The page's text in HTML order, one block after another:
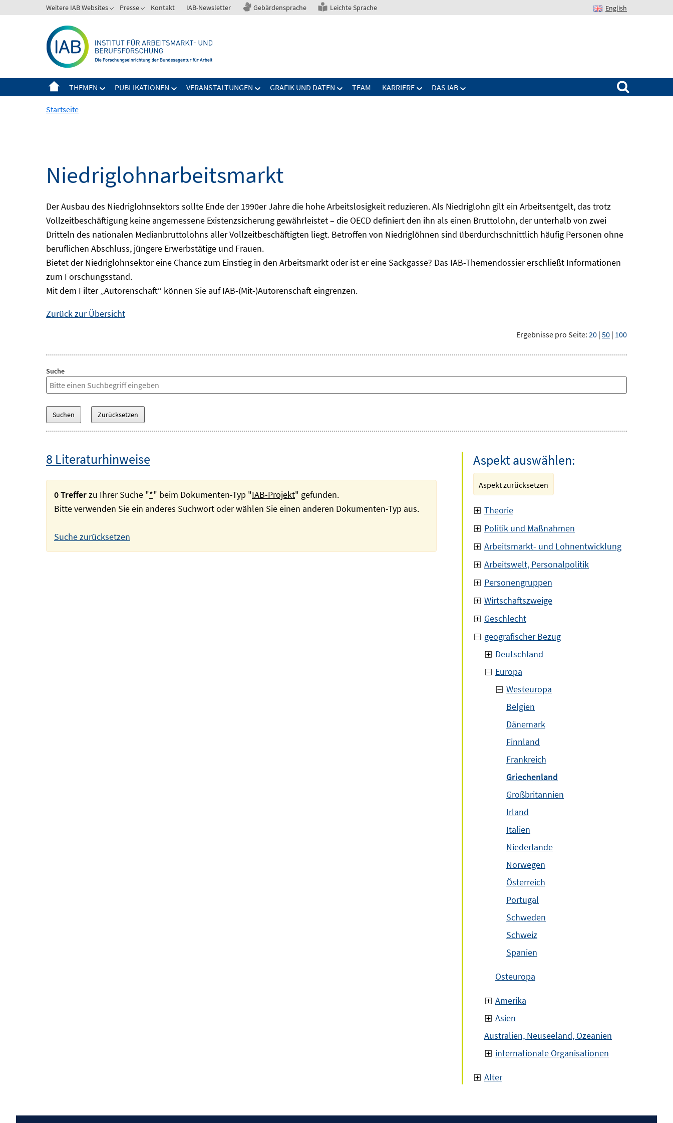
zum
Weitere IAB Websites Presse Kontakt IAB-Newsletter Gebärdensprache Leichte Sprache English
THEMEN PUBLIKATIONEN VERANSTALTUNGEN GRAFIK UND DATEN TEAM KARRIERE DAS IAB
Suchen nach:
Startseite
Niedriglohnarbeitsmarkt
Der Ausbau des Niedriglohnsektors sollte Ende der 1990er Jahre die hohe Arbeitslosigkeit reduzieren. Als Niedriglohn gilt ein Arbeitsentgelt, das trotz
Vollzeitbeschäftigung keine angemessene Existenzsicherung gewährleistet – die OECD definiert den ihn als einen Bruttolohn, der unterhalb von zwei
Dritteln des nationalen Medianbruttolohns aller Vollzeitbeschäftigten liegt. Betroffen von Niedriglöhnen sind überdurchschnittlich häufig Personen ohne
beruflichen Abschluss, jüngere Erwerbstätige und Frauen.
Bietet der Niedriglohnsektor eine Chance zum Einstieg in den Arbeitsmarkt oder ist er eine Sackgasse? Das IAB-Themendossier erschließt Informationen
zum Forschungsstand.
Mit dem Filter „Autorenschaft“ können Sie auf IAB-(Mit-)Autorenschaft eingrenzen.
Zurück zur Übersicht
Ergebnisse pro Seite: 20 | 50 | 100
Suche
8 Literaturhinweise
0 Trefferzu Ihrer Suche "*" beim Dokumenten-Typ "IAB-Projekt" gefunden.
Bitte verwenden Sie ein anderes Suchwort oder wählen Sie einen anderen Dokumenten-Typ aus.
Suche zurücksetzen
Aspekt auswählen:
Aspekt zurücksetzen
Theorie
Politik und Maßnahmen
Arbeitsmarkt- und Lohnentwicklung
Arbeitswelt, Personalpolitik
Personengruppen
Wirtschaftszweige
Geschlecht
geografischer Bezug
Deutschland
Europa
Westeuropa
Belgien
Dänemark
Finnland
Frankreich
Griechenland
Großbritannien
Irland
Italien
Niederlande
Norwegen
Österreich
Portugal
Schweden
Schweiz
Spanien
Osteuropa
Amerika
Asien
Australien, Neuseeland, Ozeanien
internationale Organisationen
Alter